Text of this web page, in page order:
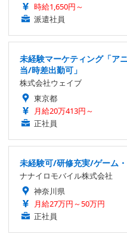
時給1,650円～
派遣社員
未経験マーケティング「ア
当/時差出勤可」
株式会社ウェイブ
東京都
月給20万413円～
正社員
未経験可/研修充実/ゲーム
ナナイロモバイル株式会社
神奈川県
月給27万円～50万円
正社員